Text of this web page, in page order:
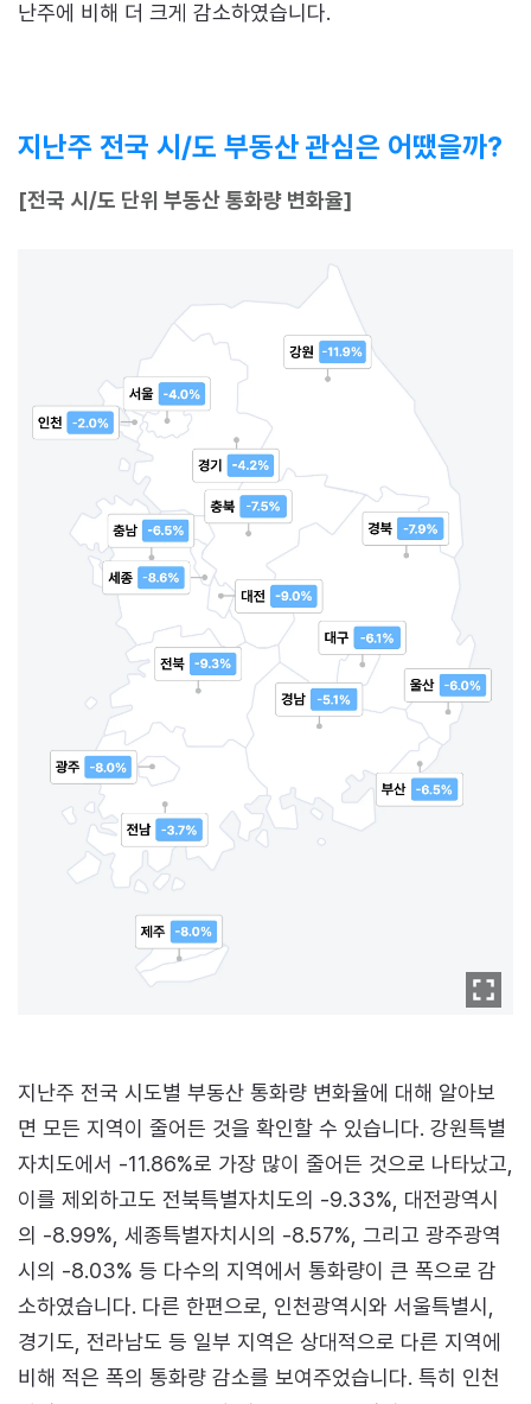
난주에 비해 더 크게 감소하였습니다.
지난주 전국 시/도 부동산 관심은 어땠을까?
[전국 시/도 단위 부동산 통화량 변화율]
지난주 전국 시도별 부동산 통화량 변화율에 대해 알아보
면 모든 지역이 줄어든 것을 확인할 수 있습니다. 강원특별
자치도에서 -11.86%로 가장 많이 줄어든 것으로 나타났고,
이를 제외하고도 전북특별자치도의 -9.33%, 대전광역시
의 -8.99%, 세종특별자치시의 -8.57%, 그리고 광주광역
시의 -8.03% 등 다수의 지역에서 통화량이 큰 폭으로 감
소하였습니다. 다른 한편으로, 인천광역시와 서울특별시,
경기도, 전라남도 등 일부 지역은 상대적으로 다른 지역에
비해 적은 폭의 통화량 감소를 보여주었습니다. 특히 인천